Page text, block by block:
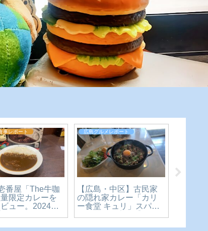
広島グルメレポート
【移転しました】【今
を楽しめ 祇園店】行列
必死の人気店！ガッツ
広島グルメレポート
【閉店】【インド料理
屋 Kamal Cafe】本格的
な北インドカレーを楽